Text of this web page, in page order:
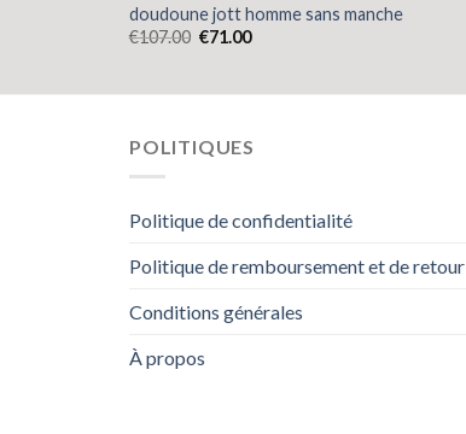
doudoune jott homme sans manche
€107.00 €71.00
POLITIQUES
Politique de confidentialité
Politique de remboursement et de retour
Conditions générales
À propos